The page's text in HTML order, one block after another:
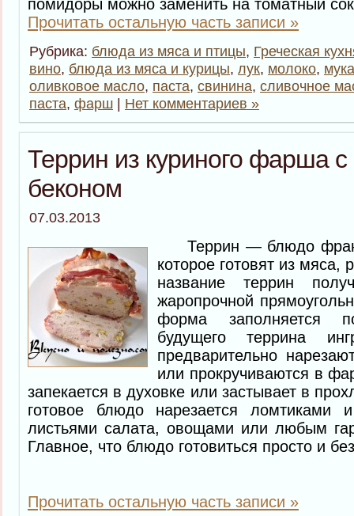
помидоры можно заменить на томатный
Прочитать остальную часть записи »
Рубрика: блюда из мяса и птицы, Греческая
вино, блюда из мяса и курицы, лук, молоко, мука
оливковое масло, паста, свинина, сливочное
паста, фарш | Нет комментариев »
Террин из куриного фарша
беконом
07.03.2013
Террин — блюдо
которое готовят из
название террин
жаропрочной
форма заполняется
будущего террина
предварительно
или прокручиваются в
запекается в духовке или застывает в
готовое блюдо нарезается ломтиками
листьями салата, овощами или любым
Главное, что блюдо готовиться просто и
Прочитать остальную часть записи »